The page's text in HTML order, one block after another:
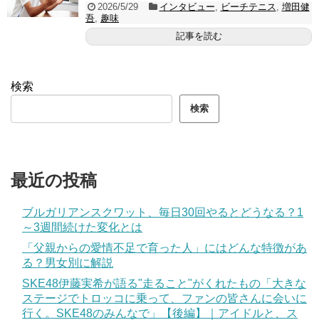
2026/5/29 インタビュー ビーチテニス
増田健
吾 趣味
記事を読む
検索
検索
最近の投稿
ブルガリアンスクワット、毎日30回やるとどうなる？1
～3週間続けた変化とは
「父親からの愛情不足で育った人」にはどんな特徴があ
る？男女別に解説
SKE48伊藤実希が語る"走ること"がくれたもの「大きな
ステージでトロッコに乗って、ファンの皆さんに会いに
行く。SKE48のみんなで」【後編】｜アイドルと、ス